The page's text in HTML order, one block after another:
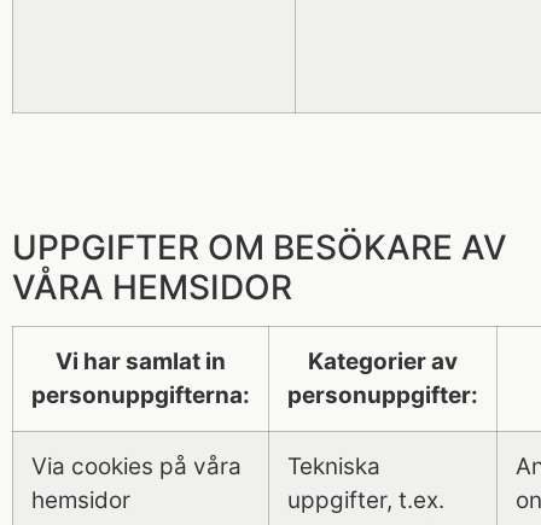
UPPGIFTER OM BESÖKARE AV
VÅRA HEMSIDOR
Vi har samlat in
personuppgifterna:
Kategorier av
personuppgifter:
Via cookies på våra
hemsidor
Tekniska
uppgifter, t.ex.